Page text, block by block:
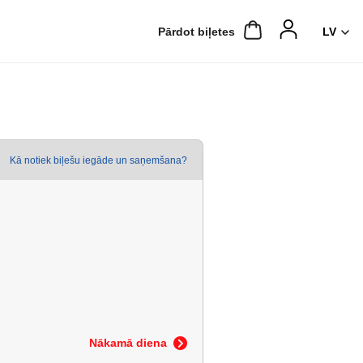
Pārdot biļetes
Kā notiek biļešu iegāde un saņemšana?
Nākamā diena